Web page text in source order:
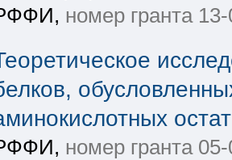
номер гранта
номер гранта